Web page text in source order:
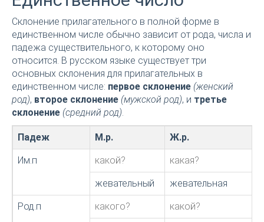
Склонение прилагательного в полной форме в
единственном числе обычно зависит от рода, числа и
падежа существительного, к которому оно
относится. В русском языке существует три
основных склонения для прилагательных в
единственном числе: первое склонение (женский
род), второе склонение (мужской род), и третье
склонение (средний род).
Падеж М.р. Ж.р.
Им.п какой? какая?
жевательный жевательная
Род.п какого? какой?